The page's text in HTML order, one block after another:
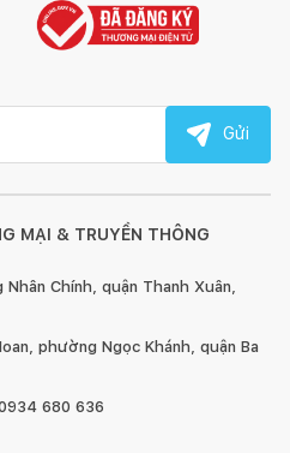
MẠI & TRUYỀN THÔNG
Chính, quận Thanh Xuân,
phường Ngọc Khánh, quận Ba
680 636
Gửi